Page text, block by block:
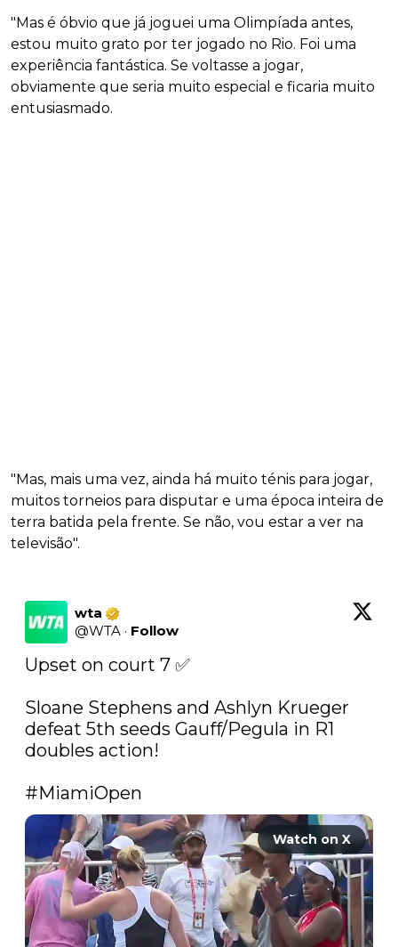
"Mas é óbvio que já joguei uma Olimpíada antes,
estou muito grato por ter jogado no Rio. Foi uma
experiência fantástica. Se voltasse a jogar,
obviamente que seria muito especial e ficaria muito
entusiasmado.
"Mas, mais uma vez, ainda há muito ténis para jogar,
muitos torneios para disputar e uma época inteira de
terra batida pela frente. Se não, vou estar a ver na
televisão".
wta
@WTA · Follow
Upset on court 7 ✅
Sloane Stephens and Ashlyn Krueger
defeat 5th seeds Gauff/Pegula in R1
doubles action!
#MiamiOpen
Watch on X